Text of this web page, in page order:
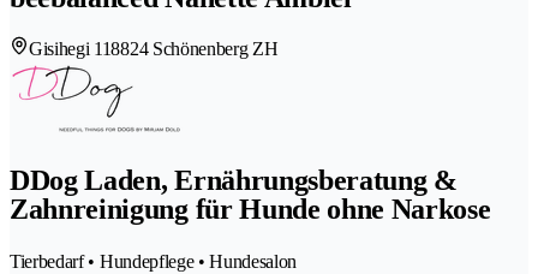
Gisihegi 118824 Schönenberg ZH
DDog Laden, Ernährungsberatung &
Zahnreinigung für Hunde ohne Narkose
Tierbedarf • Hundepflege • Hundesalon